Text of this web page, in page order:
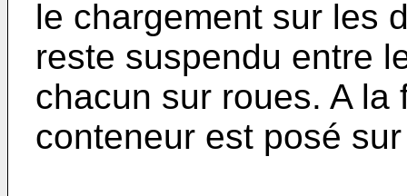
le chargement sur les
reste suspendu entre
chacun sur roues. A la
conteneur est posé